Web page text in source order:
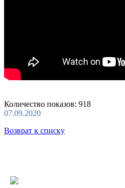
Количество показов: 918
07.09.2020
Возврат к списку